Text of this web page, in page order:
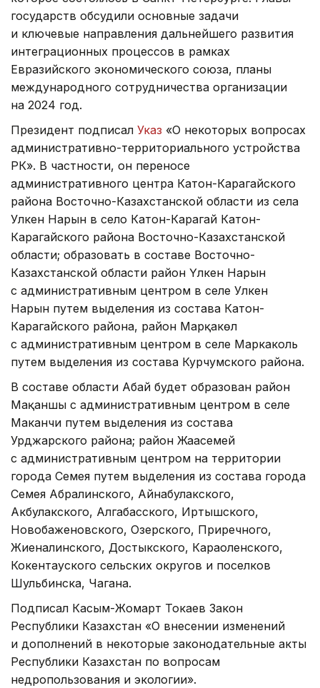
государств обсудили основные задачи
и ключевые направления дальнейшего развития
интеграционных процессов в рамках
Евразийского экономического союза, планы
международного сотрудничества организации
на 2024 год.
Президент подписал Указ «О некоторых вопросах
административно-территориального устройства
РК». В частности, он переносе
административного центра Катон-Карагайского
района Восточно-Казахстанской области из села
Улкен Нарын в село Катон-Карагай Катон-
Карагайского района Восточно-Казахстанской
области; образовать в составе Восточно-
Казахстанской области район Үлкен Нарын
с административным центром в селе Улкен
Нарын путем выделения из состава Катон-
Карагайского района, район Марқакөл
с административным центром в селе Маркаколь
путем выделения из состава Курчумского района.
В составе области Абай будет образован район
Мақаншы с административным центром в селе
Маканчи путем выделения из состава
Урджарского района; район Жаңасемей
с административным центром на территории
города Семея путем выделения из состава города
Семея Абралинского, Айнабулакского,
Акбулакского, Алгабасского, Иртышского,
Новобаженовского, Озерского, Приречного,
Жиеналинского, Достыкского, Караоленского,
Кокентауского сельских округов и поселков
Шульбинска, Чагана.
Подписал Касым-Жомарт Токаев Закон
Республики Казахстан «О внесении изменений
и дополнений в некоторые законодательные акты
Республики Казахстан по вопросам
недропользования и экологии».